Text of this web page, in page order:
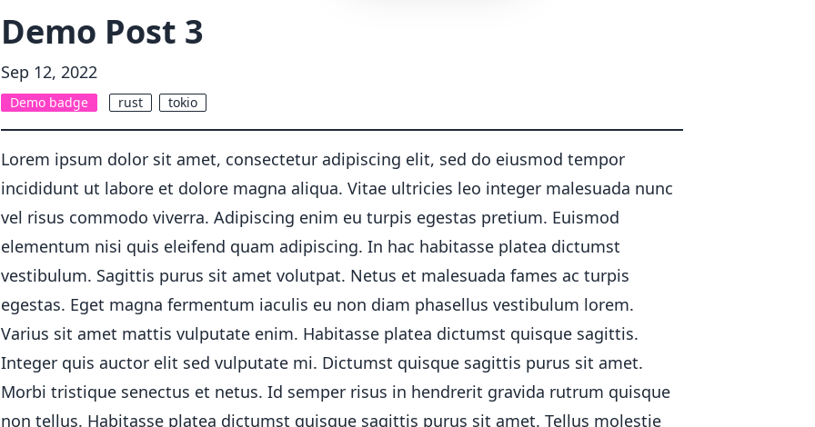
halloween
forest
aqua
lofi
Demo Post 3
Sep 12, 2022
Demo badge rust tokio
Lorem ipsum dolor sit amet, consectetur adipiscing elit, sed do eiusmod tempor
incididunt ut labore et dolore magna aliqua. Vitae ultricies leo integer malesuada nunc
vel risus commodo viverra. Adipiscing enim eu turpis egestas pretium. Euismod
elementum nisi quis eleifend quam adipiscing. In hac habitasse platea dictumst
vestibulum. Sagittis purus sit amet volutpat. Netus et malesuada fames ac turpis
egestas. Eget magna fermentum iaculis eu non diam phasellus vestibulum lorem.
Varius sit amet mattis vulputate enim. Habitasse platea dictumst quisque sagittis.
Integer quis auctor elit sed vulputate mi. Dictumst quisque sagittis purus sit amet.
Morbi tristique senectus et netus. Id semper risus in hendrerit gravida rutrum quisque
non tellus. Habitasse platea dictumst quisque sagittis purus sit amet. Tellus molestie